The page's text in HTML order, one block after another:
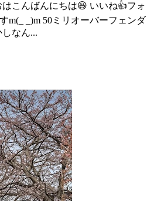
こんばんにちは😆 いいね👍️フォ
m(_ _)m 50ミリオーバーフェンダ
なん...